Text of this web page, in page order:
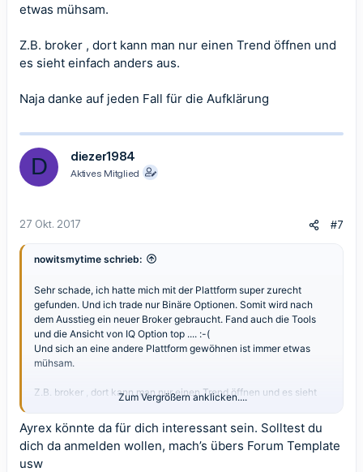
etwas mühsam.
Z.B. broker , dort kann man nur einen Trend öffnen und
es sieht einfach anders aus.
Naja danke auf jeden Fall für die Aufklärung
D diezer1984
Aktives Mitglied
27 Okt. 2017 #7
nowitsmytime schrieb:
Sehr schade, ich hatte mich mit der Plattform super zurecht
gefunden. Und ich trade nur Binäre Optionen. Somit wird nach
dem Ausstieg ein neuer Broker gebraucht. Fand auch die Tools
und die Ansicht von IQ Option top .... :-(
Und sich an eine andere Plattform gewöhnen ist immer etwas
mühsam.
Z.B. broker , dort kann man nur einen Trend öffnen und es sieht
Naja danke auf jeden Fall für die Aufklärung
Zum Vergrößern anklicken....
Ayrex könnte da für dich interessant sein. Solltest du
dich da anmelden wollen, mach’s übers Forum Template
usw